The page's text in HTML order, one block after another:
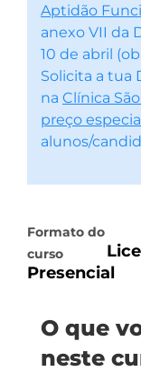
Aptidão
anexo VII da
10 de abril
Solicita a tua
na Clínica
preço
alunos/
Formato do
curso
Presencial
O que
neste